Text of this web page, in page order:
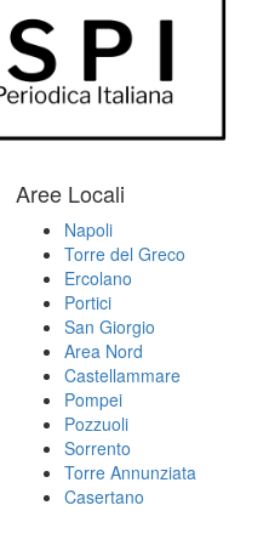
Aree Locali
Napoli
Torre del Greco
Ercolano
Portici
San Giorgio
Area Nord
Castellammare
Pompei
Pozzuoli
Sorrento
Torre Annunziata
Casertano